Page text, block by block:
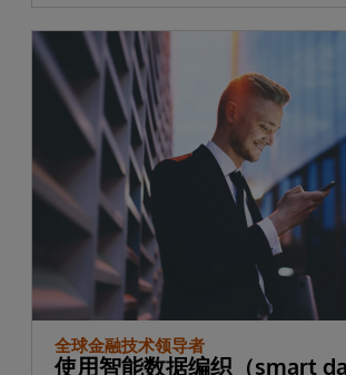
全球金融技术领导者
使用智能数据编织（smart